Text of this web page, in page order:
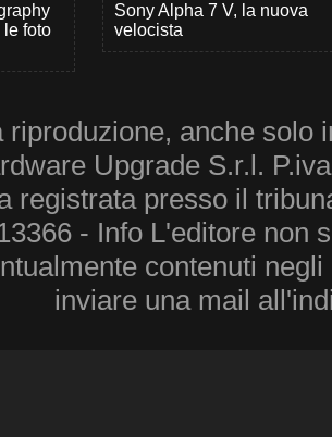
le foto
Sony Alpha 7 V, la nuova
velocista
riproduzione, anche solo
Upgrade S.r.l.
registrata presso il
- Info L'editore non
contenuti
inviare una mail